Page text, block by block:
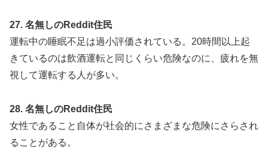
27. 名無しのReddit住民
運転中の睡眠不足は過小評価されている。20時間以上起
きているのは飲酒運転と同じくらい危険なのに、疲れを無
視して運転する人が多い。
28. 名無しのReddit住民
女性であること自体が社会的にさまざまな危険にさらされ
ることがある。